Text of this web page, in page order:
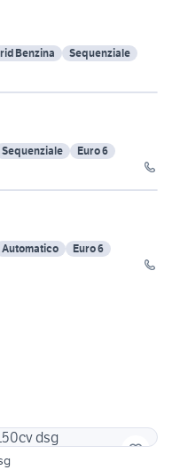
Benzina
Sequenziale
Sequenziale
Euro 6
Automatico
Euro 6